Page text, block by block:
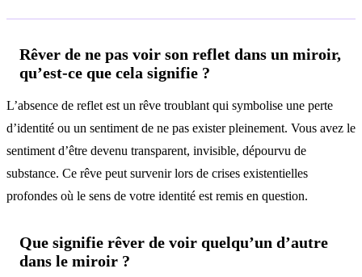
Rêver de ne pas voir son reflet dans un miroir,
qu’est-ce que cela signifie ?
L’absence de reflet est un rêve troublant qui symbolise une perte
d’identité ou un sentiment de ne pas exister pleinement. Vous avez le
sentiment d’être devenu transparent, invisible, dépourvu de
substance. Ce rêve peut survenir lors de crises existentielles
profondes où le sens de votre identité est remis en question.
Que signifie rêver de voir quelqu’un d’autre
dans le miroir ?